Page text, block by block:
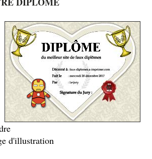
d'illustration